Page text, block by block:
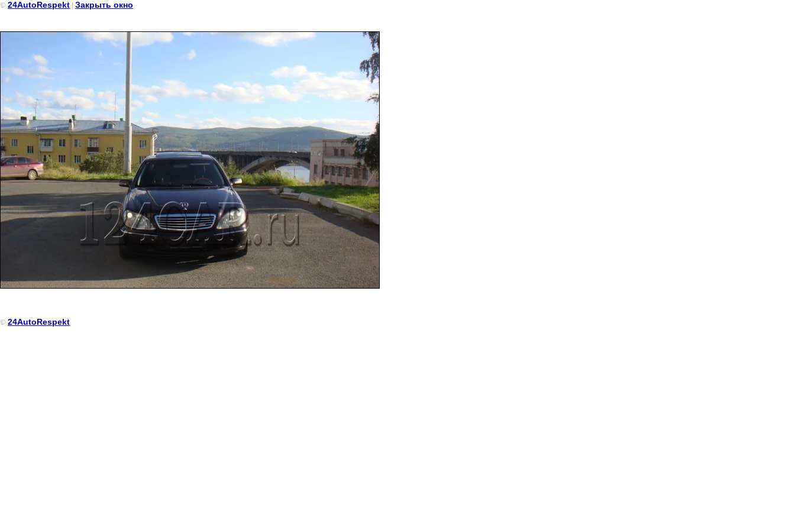
© 24AutoRespekt | Закрыть окно
© 24AutoRespekt